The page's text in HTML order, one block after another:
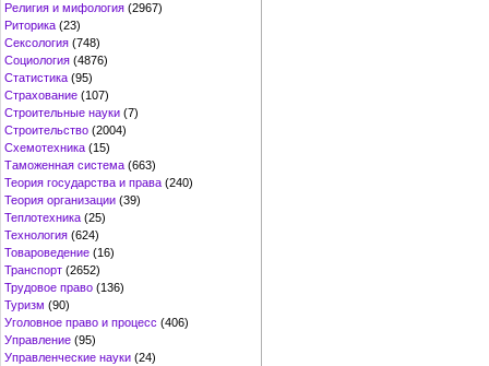
Религия и мифология (2967)
Риторика (23)
Сексология (748)
Социология (4876)
Статистика (95)
Страхование (107)
Строительные науки (7)
Строительство (2004)
Схемотехника (15)
Таможенная система (663)
Теория государства и права (240)
Теория организации (39)
Теплотехника (25)
Технология (624)
Товароведение (16)
Транспорт (2652)
Трудовое право (136)
Туризм (90)
Уголовное право и процесс (406)
Управление (95)
Управленческие науки (24)